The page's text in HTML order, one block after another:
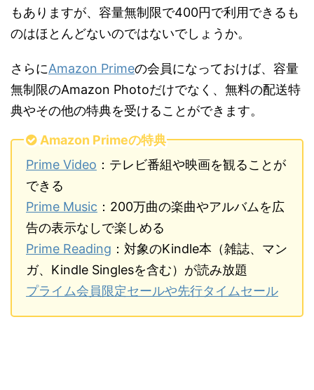
もありますが、容量無制限で400円で利用できるも
のはほとんどないのではないでしょうか。
さらにAmazon Primeの会員になっておけば、容量
無制限のAmazon Photoだけでなく、無料の配送特
典やその他の特典を受けることができます。
Amazon Primeの特典
Prime Video ：テレビ番組や映画を観ることが
できる
Prime Music ：200万曲の楽曲やアルバムを広
告の表示なしで楽しめる
Prime Reading ：対象のKindle本（雑誌、マン
ガ、Kindle Singlesを含む）が読み放題
プライム会員限定セールや先行タイムセール